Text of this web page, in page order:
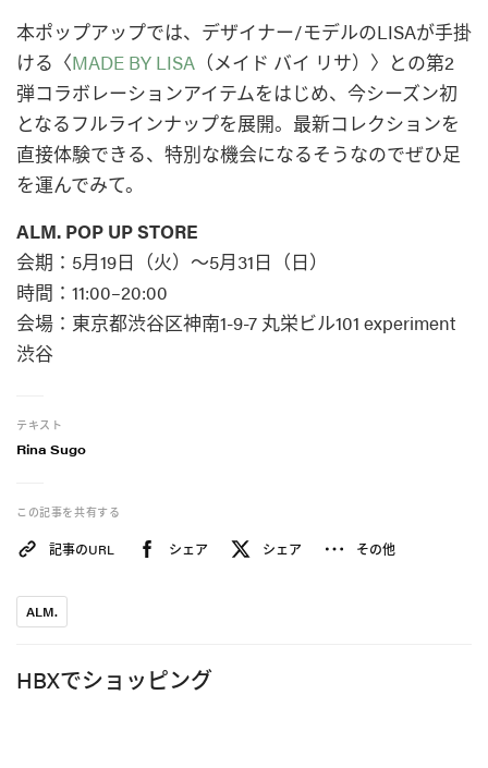
本ポップアップでは、デザイナー/モデルのLISAが手掛
ける〈MADE BY LISA （メイド バイ リサ）〉との第2
弾コラボレーションアイテムをはじめ、今シーズン初
となるフルラインナップを展開。最新コレクションを
直接体験できる、特別な機会になるそうなのでぜひ足
を運んでみて。
ALM. POP UP STORE
会期：5月19日（火）～5月31日（日）
時間：11:00–20:00
会場：東京都渋谷区神南1-9-7 丸栄ビル101 experiment
渋谷
テキスト
Rina Sugo
この記事を共有する
記事のURL シェア シェア その他
ALM.
HBXでショッピング